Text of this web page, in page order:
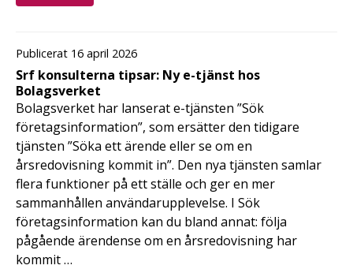
Publicerat 16 april 2026
Srf konsulterna tipsar: Ny e-tjänst hos
Bolagsverket
Bolagsverket har lanserat e-tjänsten ”Sök
företagsinformation”, som ersätter den tidigare
tjänsten ”Söka ett ärende eller se om en
årsredovisning kommit in”. Den nya tjänsten samlar
flera funktioner på ett ställe och ger en mer
sammanhållen användarupplevelse. I Sök
företagsinformation kan du bland annat: följa
pågående ärendense om en årsredovisning har
kommit …